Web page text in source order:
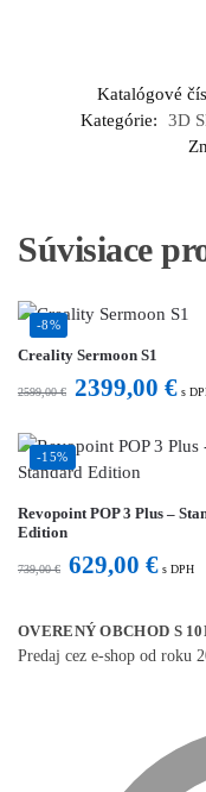
Katalógové
Kategórie:
3D
Súvisiace
-8%
Creality Sermoon S1
2599,00€ 2399,00 € s
-15%
Revopoint POP 3 Plus –
Edition
739,00€ 629,00 € s DPH
OVERENÝ OBCHOD S
Predaj cez e-shop od roku